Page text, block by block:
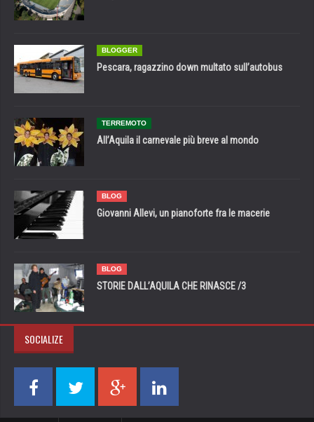
BLOGGER
Pescara, ragazzino down multato sull’autobus
TERREMOTO
All’Aquila il carnevale più breve al mondo
BLOG
Giovanni Allevi, un pianoforte fra le macerie
BLOG
STORIE DALL’AQUILA CHE RINASCE /3
SOCIALIZE